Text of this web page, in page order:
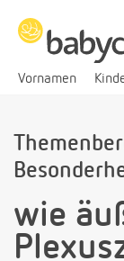
Vornamen
wie